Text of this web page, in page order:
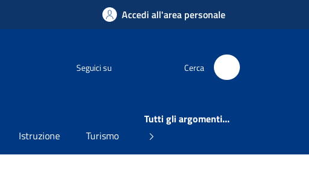
Accedi all'area personale
Seguici su Cerca
Istruzione Turismo
Tutti gli argomenti...